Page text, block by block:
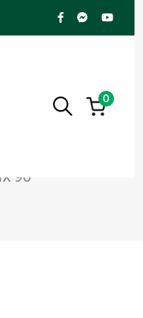
0
90